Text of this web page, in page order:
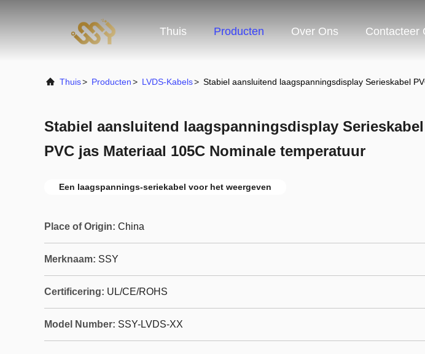
Thuis Producten Over Ons Contacteer
Thuis> Producten> LVDS-Kabels> Stabiel aansluitend laagspanningsdisplay Serieskabel
Stabiel aansluitend laagspanningsdisplay Serieskabel
PVC jas Materiaal 105C Nominale temperatuur
Een laagspannings-seriekabel voor het weergeven
Place of Origin: China
Merknaam: SSY
Certificering: UL/CE/ROHS
Model Number: SSY-LVDS-XX